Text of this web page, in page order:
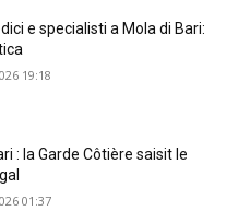
e specialisti a Mola di Bari:
19:18
: la Garde Côtière saisit le
01:37